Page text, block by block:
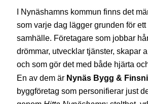
I Nynäshamns kommun finns det
som varje dag lägger grunden för ett
samhälle. Företagare som jobbar
drömmar, utvecklar tjänster, skapar
och som gör det med både hjärta
En av dem är Nynäs Bygg &
byggföretag som personifierar just